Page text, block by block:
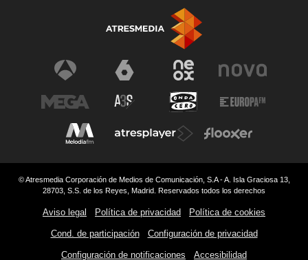
© Atresmedia Corporación de Medios de Comunicación, S.A - A. Isla Graciosa 13,
28703, S.S. de los Reyes, Madrid. Reservados todos los derechos
Aviso legal Política de privacidad Política de cookies
Cond. de participación Configuración de privacidad
Configuración de notificaciones Accesibilidad